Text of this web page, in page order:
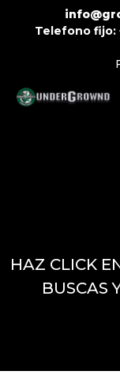
Telefono fijo:
HAZ CLICK
BUSCAS